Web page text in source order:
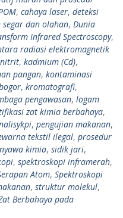
, cahaya laser, deteksi
dan olahan, Dunia
Infrared Spectroscopy,
radiasi elektromagnetik
, kadmium (Cd),
pangan, kontaminasi
, kromatografi,
pengawasan, logam
zat kimia berbahaya,
, pengujian makanan,
tekstil ilegal, prosedur
kimia, sidik jari,
, spektroskopi inframerah,
Atom, Spektroskopi
, struktur molekul,
Berbahaya pada